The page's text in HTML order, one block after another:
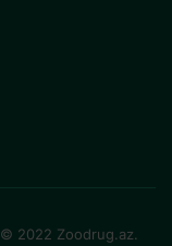
© 2022 Zoodrug.az.